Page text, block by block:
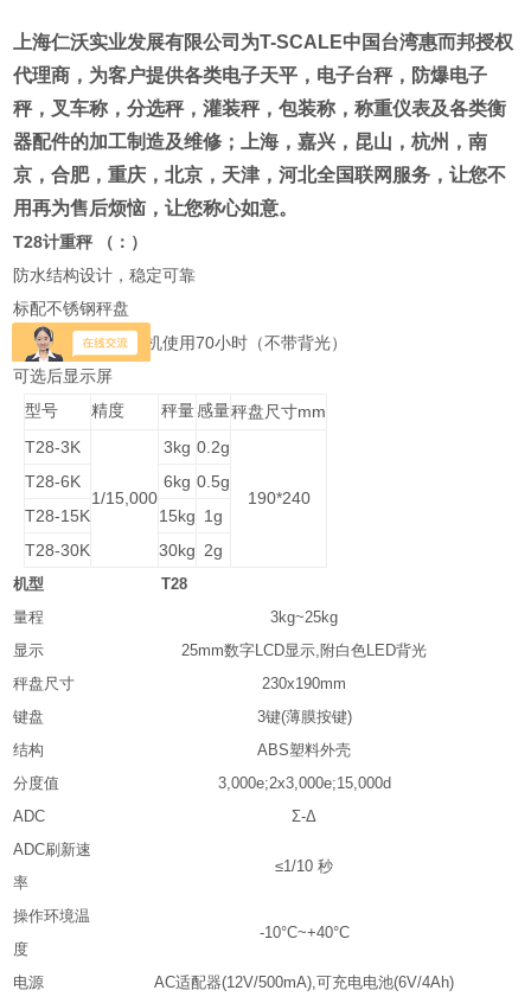
上海仁沃实业发展有限公司为T-SCALE中国台湾惠而邦授权
代理商 ，为客户提供各类电子天平，电子台秤，防爆电子
秤，叉车称，分选秤，灌装秤，包装称，称重仪表及各类衡
器配件的加工制造及维修；
上海，嘉兴，昆山，杭州，南
京，合肥，重庆，北京，天津，河北全国联网服务 ，让您不
用再为售后烦恼，让您称心如意。
T28计重秤 （： ）
防水结构设计，稳定可靠
标配不锈钢秤盘
充电一次可连续待机使用70小时（不带背光）
可选后显示屏
型号
精度 秤量 感量秤盘尺寸mm
T28-3K
1/15,000
3kg 0.2g
190*240
T28-6K 6kg 0.5g
T28-15K
15kg 1g
T28-30K
30kg 2g
机型
T28
量程
3kg~25kg
显示
25mm数字LCD显示,附白色LED背光
秤盘尺寸
230x190mm
键盘
3键(薄膜按键)
结构
ABS塑料外壳
分度值
3,000e;2x3,000e;15,000d
ADC
Σ-Δ
ADC刷新速
率
≤1/10秒
操作环境温
度
-10°C~+40°C
电源 AC适配器(12V/500mA),可充电电池(6V/4Ah)